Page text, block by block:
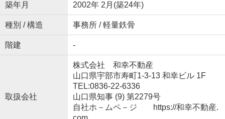
築年月 2002年 2月(築24年)
種別 / 構造 事務所 / 軽量鉄骨
階建 -
取扱会社
株式会社 和幸不動産
山口県宇部市寿町1-3-13 和幸ビル 1F
TEL:0836-22-6336
山口県知事 (9) 第2279号
自社ホ－ムペ－ジ https://和幸不動産.